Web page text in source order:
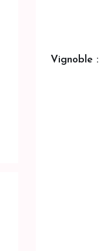
Vignoble :